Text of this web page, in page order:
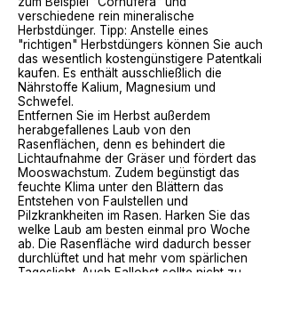
verschiedene rein mineralische
Herbstdünger. Tipp: Anstelle eines
"richtigen" Herbstdüngers können Sie auch
das wesentlich kostengünstigere Patentkali
kaufen. Es enthält ausschließlich die
Nährstoffe Kalium, Magnesium und
Schwefel.
Entfernen Sie im Herbst außerdem
herabgefallenes Laub von den
Rasenflächen, denn es behindert die
Lichtaufnahme der Gräser und fördert das
Mooswachstum. Zudem begünstigt das
feuchte Klima unter den Blättern das
Entstehen von Faulstellen und
Pilzkrankheiten im Rasen. Harken Sie das
welke Laub am besten einmal pro Woche
ab. Die Rasenfläche wird dadurch besser
durchlüftet und hat mehr vom spärlichen
Tageslicht. Auch Fallobst sollte nicht zu